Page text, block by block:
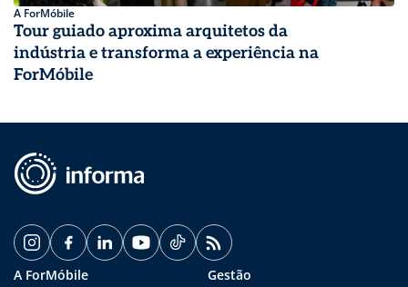
A ForMóbile
Tour guiado aproxima arquitetos da
indústria e transforma a experiência na
ForMóbile
A ForMóbile Gestão